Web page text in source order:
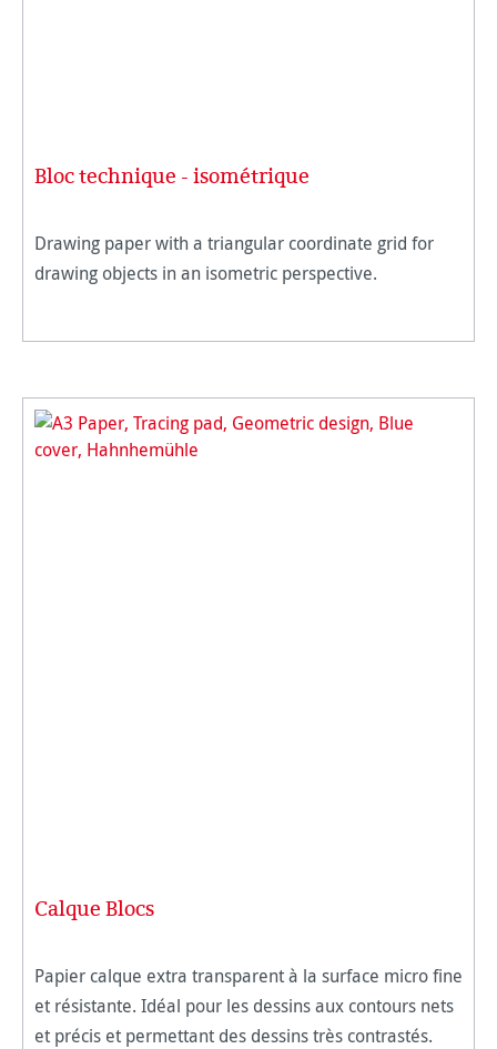
Bloc technique - isométrique
Drawing paper with a triangular coordinate grid for
drawing objects in an isometric perspective.
Calque Blocs
Papier calque extra transparent à la surface micro fine
et résistante. Idéal pour les dessins aux contours nets
et précis et permettant des dessins très contrastés.